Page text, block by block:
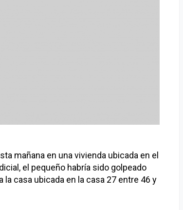
mañana en una vivienda ubicada en el
el pequeño habría sido golpeado
casa ubicada en la casa 27 entre 46 y